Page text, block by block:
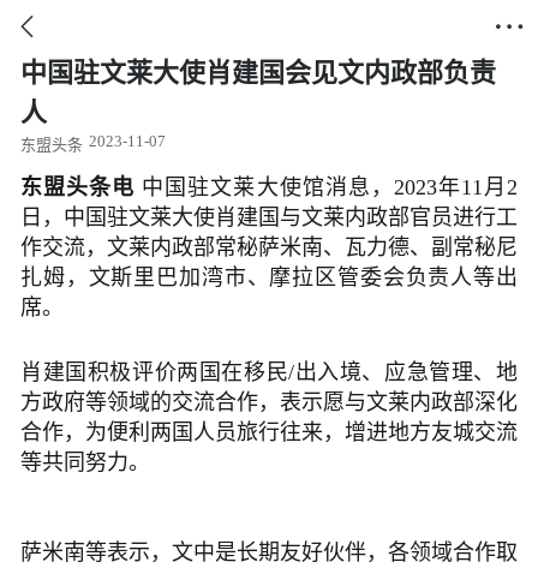
 
中国驻文莱大使肖建国会见文内政部负责
人
东盟头条 2023-11-07
东盟头条电 中国驻文莱大使馆消息，2023年11月2
日，中国驻文莱大使肖建国与文莱内政部官员进行工
作交流，文莱内政部常秘萨米南、瓦力德、副常秘尼
扎姆，文斯里巴加湾市、摩拉区管委会负责人等出
席。
肖建国积极评价两国在移民/出入境、应急管理、地
方政府等领域的交流合作，表示愿与文莱内政部深化
合作，为便利两国人员旅行往来，增进地方友城交流
等共同努力。
萨米南等表示，文中是长期友好伙伴，各领域合作取